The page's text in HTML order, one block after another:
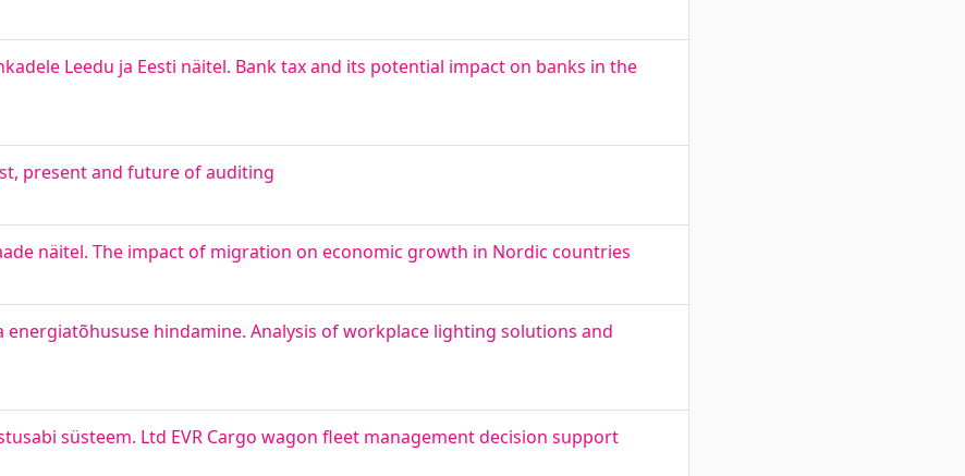
Leedu ja Eesti näitel. Bank tax and its potential impact on banks in the
present and future of auditing
näitel. The impact of migration on economic growth in Nordic countries
hindamine. Analysis of workplace lighting solutions and
süsteem. Ltd EVR Cargo wagon fleet management decision support